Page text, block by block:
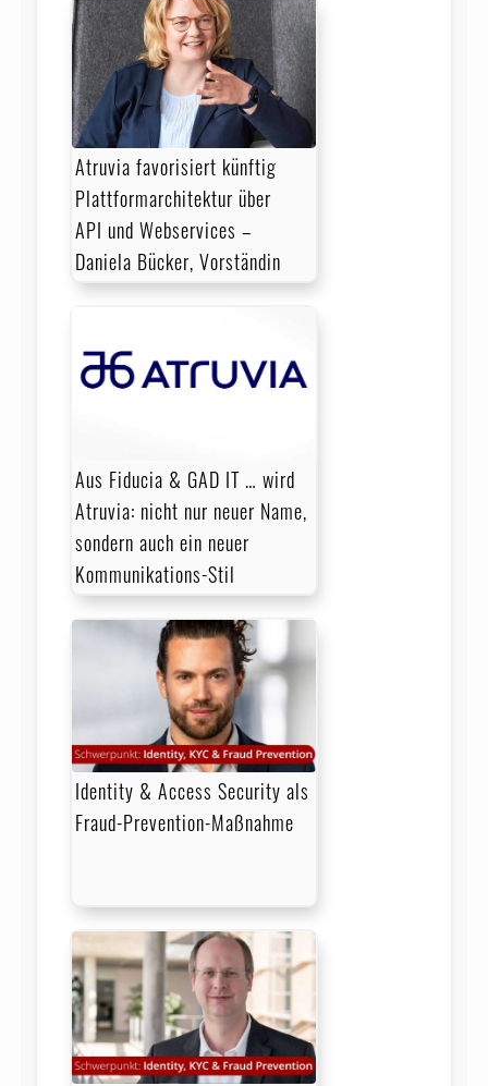
Atruvia favorisiert künftig
Plattformarchitektur über
API und Webservices –
Daniela Bücker, Vorständin
Aus Fiducia & GAD IT … wird
Atruvia: nicht nur neuer Name,
sondern auch ein neuer
Kommunikations-Stil
Identity & Access Security als
Fraud-Prevention-Maßnahme